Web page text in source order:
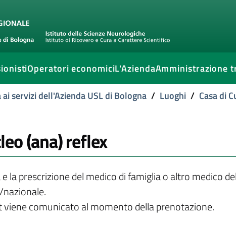
Operatori economiciL'AziendaAmministrazione
ai servizi dell'Azienda USL di Bologna / Luoghi / Casa di
(ana) reflex
la prescrizione del medico di famiglia o altro medico del
comunicato al momento della prenotazione.